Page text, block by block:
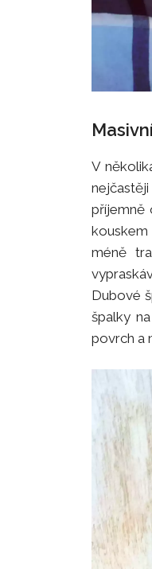
V
příjemně
méně
Dubové
špalky
povrch a